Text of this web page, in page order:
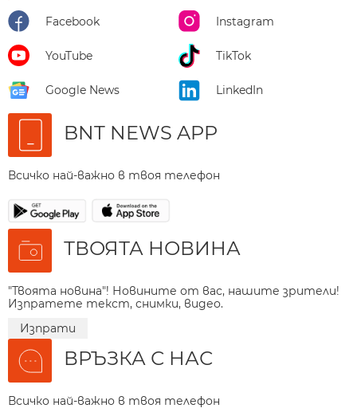
Facebook Instagram
YouTube TikTok
Google News LinkedIn
BNT NEWS APP
Всичко най-важно в твоя телефон
ТВОЯТА НОВИНА
"Твоята новина"! Новините от вас, нашите зрители!
Изпратете текст, снимки, видео.
Изпрати
ВРЪЗКА С НАС
Всичко най-важно в твоя телефон